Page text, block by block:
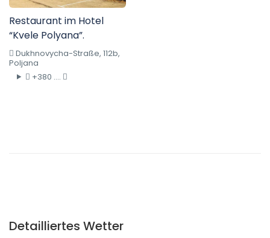
Restaurant im Hotel
“Kvele Polyana”.
Dukhnovycha-Straße, 112b,
Poljana
+380 ....
Detailliertes Wetter